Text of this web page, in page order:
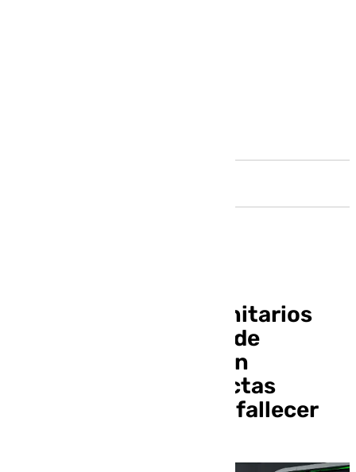
Los profesionales sanitarios
alertan que «un 20% de
personas que padecen
trastornos de conductas
alimentarias llegan a fallecer